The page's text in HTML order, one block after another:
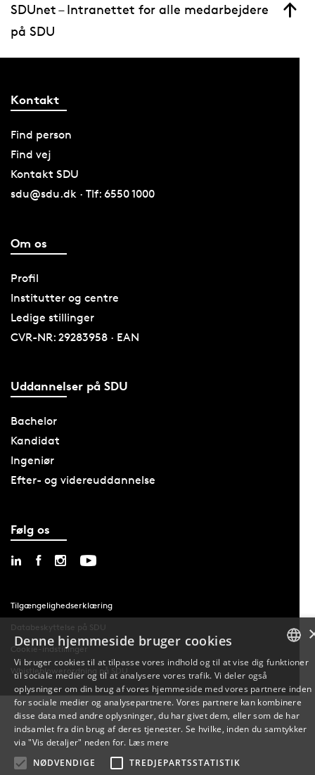
SDUnet – Intranettet for alle medarbejdere
på SDU
Kontakt
Find person
Find vej
Kontakt SDU
sdu@sdu.dk · Tlf: 6550 1000
Om os
Profil
Institutter og centre
Ledige stillinger
CVR-NR: 29283958 · EAN
Uddannelser på SDU
Bachelor
Kandidat
Ingeniør
Efter- og videreuddannelse
Følg os
Tilgængelighedserklæring
Databeskyttelse på SDU
Cookie-indstillinger
Whistleblowerordning på SDU
ENGLISH
Denne hjemmeside bruger cookies
Vi bruger cookies til at tilpasse vores indhold og til at vise dig funktioner
til sociale medier og til at analysere vores trafik. Vi deler også
oplysninger om din brug af vores hjemmeside med vores partnere inden
for sociale medier og analysepartnere. Vores partnere kan kombinere
disse data med andre oplysninger, du har givet dem, eller som de har
indsamlet fra din brug af deres tjenester. Se hvilke, inden du samtykker
via "Vis detaljer" neden for. Læs mere
NØDVENDIGE
TREDJEPARTSSTATISTIK